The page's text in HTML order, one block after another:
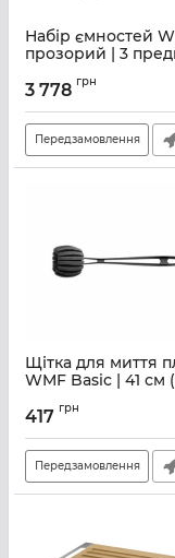
Набір ємностей
прозорий | 3
Артикул:
3 778 грн
Передзамовлення
Щітка для миття
WMF Basic | 41 см
Артикул:
417 грн
Передзамовлення